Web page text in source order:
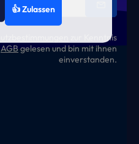
zur Kenntnis
AGB gelesen und bin mit ihnen
einverstanden.
👍 Zulassen